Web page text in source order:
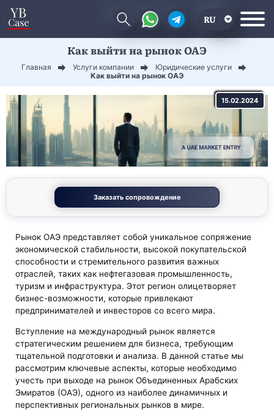
RU
CN
Как выйти на рынок ОАЭ
Главная Услуги компании
Юридические услуги
Как выйти на рынок ОАЭ
15.02.2024
Заказать сопровождение
Рынок ОАЭ представляет собой уникальное сопряжение
экономической стабильности, высокой покупательской
способности и стремительного развития важных
отраслей, таких как нефтегазовая промышленность,
туризм и инфраструктура. Этот регион олицетворяет
бизнес-возможности, которые привлекают
предпринимателей и инвесторов со всего мира.
Вступление на международный рынок является
стратегическим решением для бизнеса, требующим
тщательной подготовки и анализа. В данной статье мы
рассмотрим ключевые аспекты, которые необходимо
учесть при выходе на рынок Объединенных Арабских
Эмиратов (ОАЭ), одного из наиболее динамичных и
перспективных региональных рынков в мире.